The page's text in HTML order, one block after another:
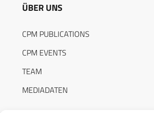
ÜBER UNS
CPM PUBLICATIONS
CPM EVENTS
TEAM
MEDIADATEN